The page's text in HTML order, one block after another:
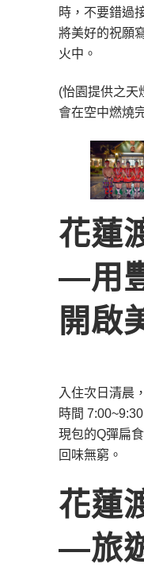
時，不要錯過
將美好的祝願
火中。
(怡園提供之天
會在空中燃燒
花蓮
―用
開啟
入住次日清晨
時間
現包的Q彈扁
回味無窮。
花蓮
―旅